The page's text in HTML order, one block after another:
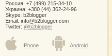
Россия: +7 (499) 215-34-10
Украина: +380 (44) 362-24-96
Skype: b2blogger
Email: info@b2blogger.com
Twitter: @b2blogger
IPhone Android